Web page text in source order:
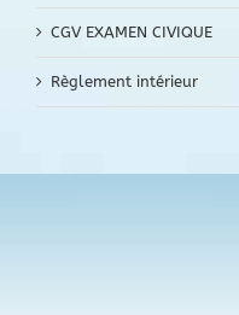
CGV EXAMEN CIVIQUE
Règlement intérieur